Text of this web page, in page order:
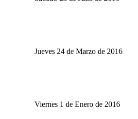
Jueves 24 de Marzo de 2016
Viernes 1 de Enero de 2016